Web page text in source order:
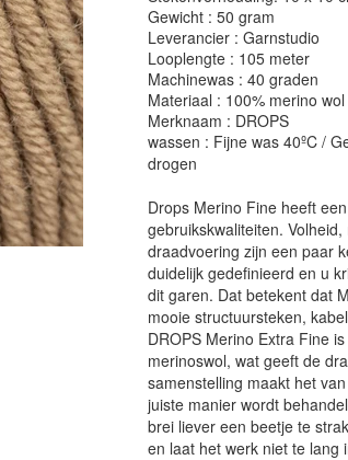
Gewicht : 50 gram
Leverancier : Garnstudio
Looplengte : 105 meter
Machinewas : 40 graden
Materiaal : 100% merino wol
Merknaam : DROPS
wassen : Fijne was 40ºC /
drogen
Drops Merino Fine heeft
gebruikskwaliteiten.
draadvoering zijn een paar
duidelijk gedefinieerd en u
dit garen. Dat betekent dat
mooie structuursteken,
DROPS Merino Extra Fine
merinoswol, wat geeft de
samenstelling maakt het
juiste manier wordt
brei liever een beetje te
en laat het werk niet te lang